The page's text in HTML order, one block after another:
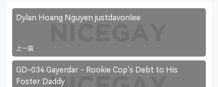
Dylan Hoang Nguyen justdavonlee
上一篇
GD-034 Gayerdar - Rookie Cop’s Debt to His
Foster Daddy